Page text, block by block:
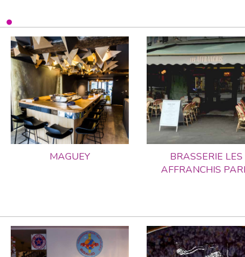
MAGUEY
BRASSERIE LES
AFFRANCHIS